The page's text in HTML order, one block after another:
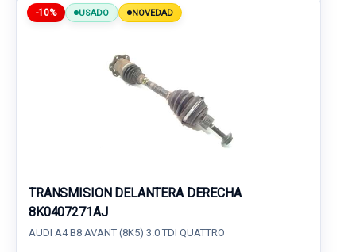
-10% USADO NOVEDAD
TRANSMISION DELANTERA DERECHA
8K0407271AJ
AUDI A4 B8 AVANT (8K5) 3.0 TDI QUATTRO